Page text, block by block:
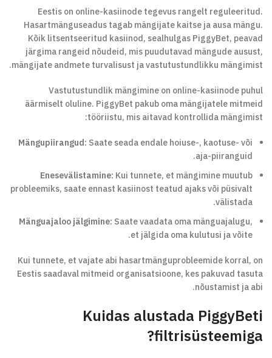
Eestis on online-kasiinode tegevus rangelt reguleeritud.
Hasartmänguseadus tagab mängijate kaitse ja ausa mängu.
Kõik litsentseeritud kasiinod, sealhulgas PiggyBet, peavad
järgima rangeid nõudeid, mis puudutavad mängude ausust,
mängijate andmete turvalisust ja vastutustundlikku mängimist.
Vastutustundlik mängimine on online-kasiinode puhul
äärmiselt oluline. PiggyBet pakub oma mängijatele mitmeid
tööriistu, mis aitavad kontrollida mängimist:
Mängupiirangud: Saate seada endale hoiuse-, kaotuse- või
aja-piiranguid.
Enesevälistamine: Kui tunnete, et mängimine muutub
probleemiks, saate ennast kasiinost teatud ajaks või püsivalt
välistada.
Mänguajaloo jälgimine: Saate vaadata oma mänguajalugu,
et jälgida oma kulutusi ja võite.
Kui tunnete, et vajate abi hasartmänguprobleemide korral, on
Eestis saadaval mitmeid organisatsioone, kes pakuvad tasuta
nõustamist ja abi.
Kuidas alustada PiggyBeti
filtrisüsteemiga?